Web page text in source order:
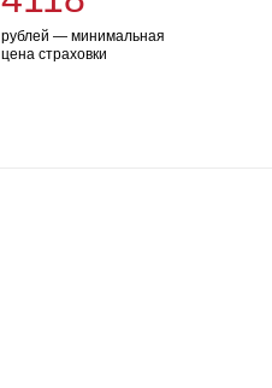
рублей — минимальная
цена страховки